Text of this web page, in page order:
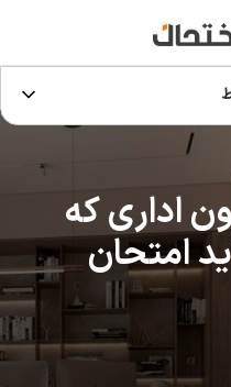
اداری که
2024 باید امتحان